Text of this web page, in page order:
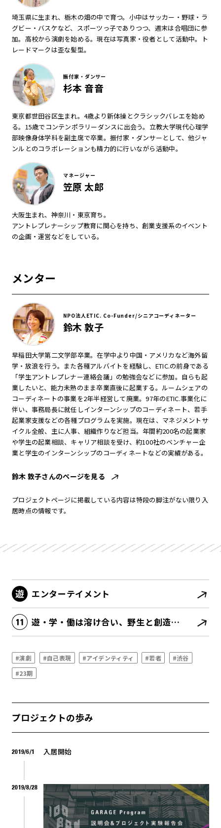
埼玉県に生まれ、栃木の畑の中で育つ。小中はサッカー・野球・ラ
グビー・バスケなど、スポーツっ子でありつつ、週末は合唱団に参
加。高校から演劇を始める。現在は写真家・役者として活動中。ト
レードマークは歪な髪型。
振付家・ダンサー
杉本 音音
東京都世田谷区生まれ。4歳より新体操とクラシックバレエを始め
る。15歳でコンテンポラリーダンスに出会う。立教大学現代心理学
部映像身体学科を副主席で卒業。振付家・ダンサーとして、他ジャ
ンルとのコラボレーションも精力的に行いながら活動中。
マネージャー
笠原 太郎
大阪生まれ、神奈川・東京育ち。
アントレプレナーシップ教育に関心を持ち、創業支援系のイベント
の企画・運営などをしている。
メンター
NPO法人ETIC. Co-Funder/シニアコーディネーター
鈴木 敦子
早稲田大学第二文学部卒業。在学中より中国・アメリカなど海外留
学・放浪を行う。また各種アルバイトを経験し、ETIC.の前身である
「学生アントレプレナー連絡会議」の勉強会などに参加。自らも起
業したいと、能力未熟のまま卒業直後に起業する。ルームシェアの
コーディネートの事業を2年半経営して廃業。97年のETIC.事業化に
伴い、事務局長に就任しインターンシップのコーディネート、若手
起業家支援などの各種プログラムを実施。現在は、マネジメントサ
イクル全般、主に人事、組織作りなど担当。年間約200名の起業家
や学生の起業相談、キャリア相談を受け、約100社のベンチャー企
業と学生のインターンシップのコーディネートなどの実績がある。
鈴木 敦子さんのページを見る
プロジェクトページに掲載している内容は特段の脚注がない限り入
居時点の情報です。
エンターテイメント
遊・学・働は溶け合い、野生と創造性がむき出しになる
#演劇 #自己表現 #アイデンティティ #若者
#渋谷
#23期
プロジェクトの歩み
2019/6/1 入居開始
2019/8/28